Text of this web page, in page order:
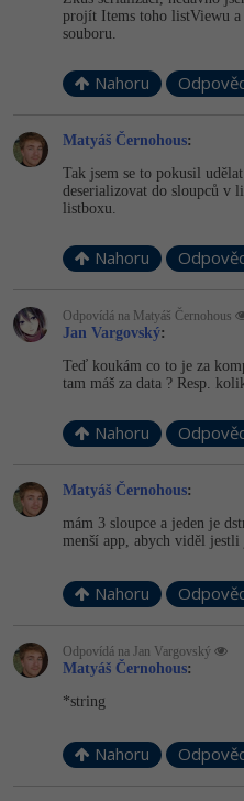
Copywriter
WordPress
SEO specialista
Algoritmy
Umělá inteligence
Pro děti
Více
Fórum
Kurzy e-
Testování softwaru
Marketing
-30%
UX
Kryptoměny -25%
Kurzy designu
Adobe Illustrator
-15%
Adobe InDesign
Blender -80%
Příběhy absolventů
Kariéra
Pro firmy
projít Items toho listViewu a
souboru.
Nahoru
Matyáš Černohous:
Tak jsem se to pokusil
deserializovat do sloupců v
listboxu.
Nahoru
Odpovídá na Matyáš Černohous
Jan Vargovský:
Teď koukám co to je za
tam máš za data ? Resp.
Nahoru
Matyáš Černohous:
mám 3 sloupce a jeden je
menší app, abych viděl
Nahoru
Odpovídá na Jan Vargovský
Matyáš Černohous:
*string
Nahoru